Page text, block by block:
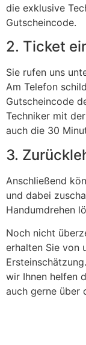
die exklusive
Gutscheincode.
2. Ticket
Sie rufen uns
Am Telefon
Gutscheincode
Techniker mit
auch die 30
3.
Anschließend
und dabei
Handumdrehen
Noch nicht
erhalten Sie von
wir Ihnen helfen
auch gerne über